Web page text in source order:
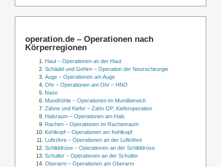
operation.de – Operationen nach
Körperregionen
Haut – Operationen an der Haut
Schädel und Gehirn – Operation der Neurochirurgie
Auge – Operationen am Auge
Ohr – Operationen am Ohr – HNO
Nase
Mundhöhle – Operationen im Mundbereich
Zähne und Kiefer – Zahn OP, Kieferoperation
Halsraum – Operationen am Hals
Rachen – Operationen im Rachenraum
Kehlkopf – Operationen am Kehlkopf
Luftröhre – Operationen an der Luftröhre
Schilddrüse – Operationen an der Schilddrüse
Schulter – Operationen an der Schulter
Oberarm – Operationen am Oberarm